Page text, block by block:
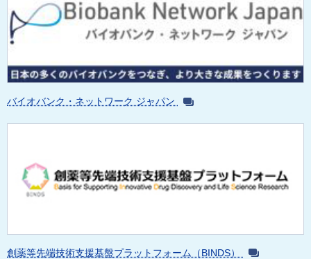
バイオバンク・ネットワーク ジャパン
創薬等先端技術支援基盤プラットフォーム（BINDS）